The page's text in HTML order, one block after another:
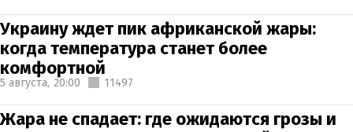
Украину ждет пик африканской жары:
когда температура станет более
комфортной
5 августа, 20:00 11497
Жара не спадает: где ожидаются грозы и